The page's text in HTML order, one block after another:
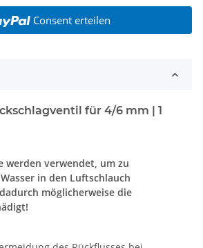
Consent erteilen
für 4/6 mm | 1
werden verwendet, um zu
in den Luftschlauch
möglicherweise die